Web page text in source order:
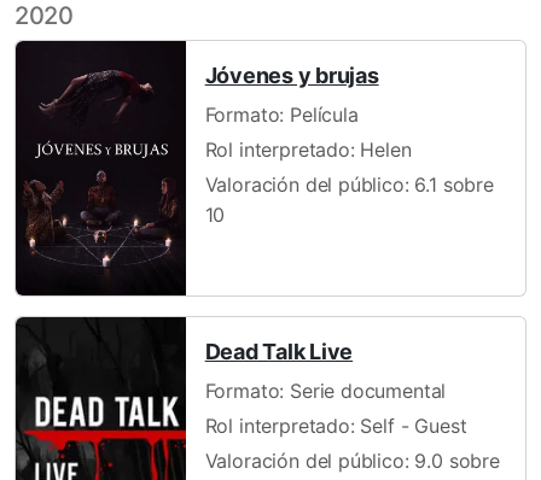
2020
Jóvenes y brujas
Formato: Película
Rol interpretado: Helen
Valoración del público: 6.1 sobre
10
Dead Talk Live
Formato: Serie documental
Rol interpretado: Self - Guest
Valoración del público: 9.0 sobre